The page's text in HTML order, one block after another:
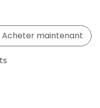
Acheter maintenant